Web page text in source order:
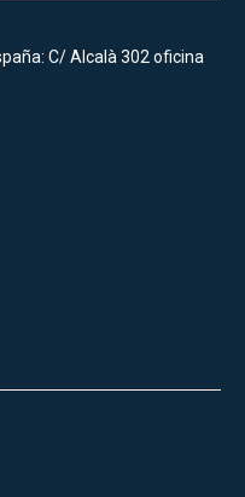
C/ Alcalà 302 oficina